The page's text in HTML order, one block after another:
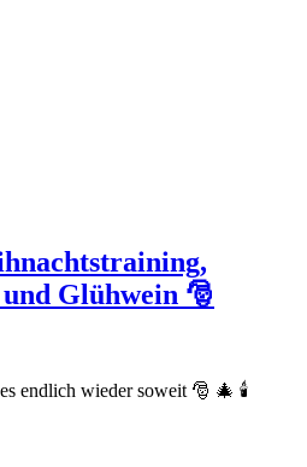
Glühwein 🎅
endlich wieder soweit 🎅 🎄 🕯️